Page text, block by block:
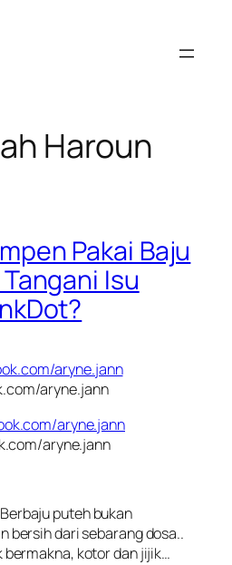
Haroun
Pakai Baju
Isu
aryne.jann
aryne.jann
puteh bukan
bersih dari sebarang dosa..
bermakna, kotor dan jijik…